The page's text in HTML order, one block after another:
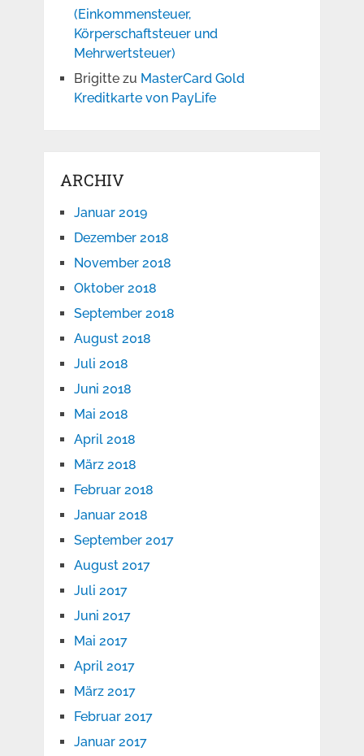
(Einkommensteuer,
Körperschaftsteuer und
Mehrwertsteuer)
Brigittezu MasterCard Gold
Kreditkarte von PayLife
ARCHIV
Januar 2019
Dezember 2018
November 2018
Oktober 2018
September 2018
August 2018
Juli 2018
Juni 2018
Mai 2018
April 2018
März 2018
Februar 2018
Januar 2018
September 2017
August 2017
Juli 2017
Juni 2017
Mai 2017
April 2017
März 2017
Februar 2017
Januar 2017